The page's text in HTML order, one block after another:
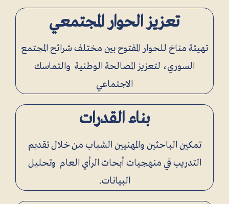
تعزيز الحوار المجتمعي
تهيئة مناخ للحوار المفتوح بين مختلف شرائح المجتمع
السوري، لتعزيز المصالحة الوطنية والتماسك
الاجتماعي
بناء القدرات
تمكين الباحثين والمهنيين الشباب من خلال تقديم
التدريب في منهجيات أبحاث الرأي العام وتحليل
البيانات.